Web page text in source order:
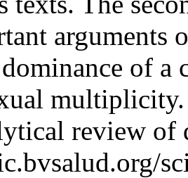
arguments
of a
multiplicity.
review of